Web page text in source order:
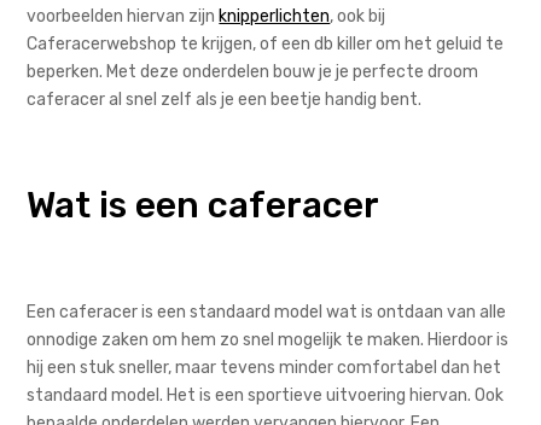
voorbeelden hiervan zijn knipperlichten, ook bij
Caferacerwebshop te krijgen, of een db killer om het geluid te
beperken. Met deze onderdelen bouw je je perfecte droom
caferacer al snel zelf als je een beetje handig bent.
Wat is een caferacer
Een caferacer is een standaard model wat is ontdaan van alle
onnodige zaken om hem zo snel mogelijk te maken. Hierdoor is
hij een stuk sneller, maar tevens minder comfortabel dan het
standaard model. Het is een sportieve uitvoering hiervan. Ook